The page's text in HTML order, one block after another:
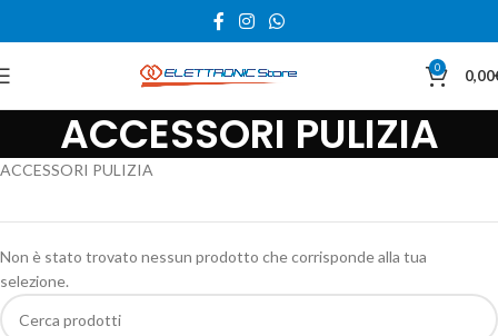
0 0,00
ACCESSORI PULIZIA
ACCESSORI PULIZIA
Non è stato trovato nessun prodotto che corrisponde alla tua
selezione.